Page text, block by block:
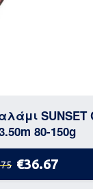
SUNSET
80-150g
€36.67